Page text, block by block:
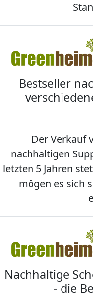
Bestseller
Der Verkauf
nachhaltigen
letzten 5 Jahren
mögen es sich
Nachhaltige
- die